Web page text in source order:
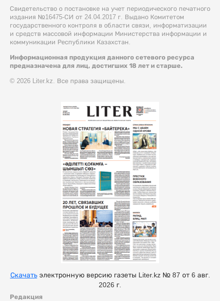
Свидетельство о постановке на учет периодического печатного
издания №16475-СИ от 24.04.2017 г. Выдано Комитетом
государственного контроля в области связи, информатизации
и средств массовой информации Министерства информации и
коммуникации Республики Казахстан.
Информационная продукция данного сетевого ресурса
предназначена для лиц, достигших 18 лет и старше.
© 2026 Liter.kz. Все права защищены.
Редакция
Скачатьэлектронную версию газеты Liter.kz № 87 от 6 авг.
2026 г.